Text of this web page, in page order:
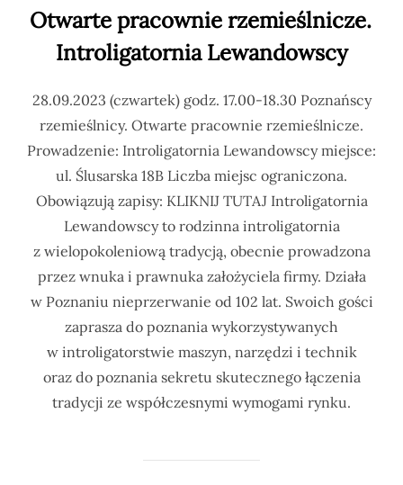
Otwarte pracownie rzemieślnicze.
Introligatornia Lewandowscy
28.09.2023 (czwartek) godz. 17.00-18.30 Poznańscy
rzemieślnicy. Otwarte pracownie rzemieślnicze.
Prowadzenie: Introligatornia Lewandowscy miejsce:
ul. Ślusarska 18B Liczba miejsc ograniczona.
Obowiązują zapisy: KLIKNIJ TUTAJ Introligatornia
Lewandowscy to rodzinna introligatornia
z wielopokoleniową tradycją, obecnie prowadzona
przez wnuka i prawnuka założyciela firmy. Działa
w Poznaniu nieprzerwanie od 102 lat. Swoich gości
zaprasza do poznania wykorzystywanych
w introligatorstwie maszyn, narzędzi i technik
oraz do poznania sekretu skutecznego łączenia
tradycji ze współczesnymi wymogami rynku.